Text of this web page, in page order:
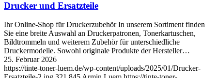
Drucker und Ersatzteile
Ihr Online-Shop für Druckerzubehör In unserem Sortiment finden
Sie eine breite Auswahl an Druckerpatronen, Tonerkartuschen,
Bildtrommeln und weiterem Zubehör für unterschiedliche
Druckermodelle. Sowohl originale Produkte der Hersteller…
25. Februar 2026
https://tinte-toner-luem.de/wp-content/uploads/2025/01/Drucker-